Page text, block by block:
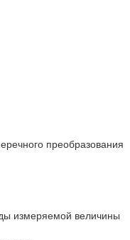
преобразования
измеряемой величины